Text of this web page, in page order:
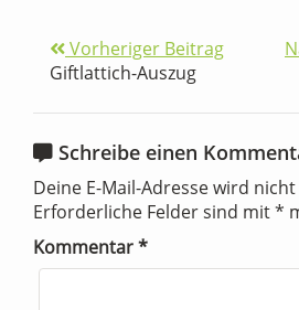
Vorheriger Beitrag
Giftlattich-Auszug
Schreibe einen
Deine E-Mail-Adresse wird
Erforderliche Felder sind mit*
Kommentar*